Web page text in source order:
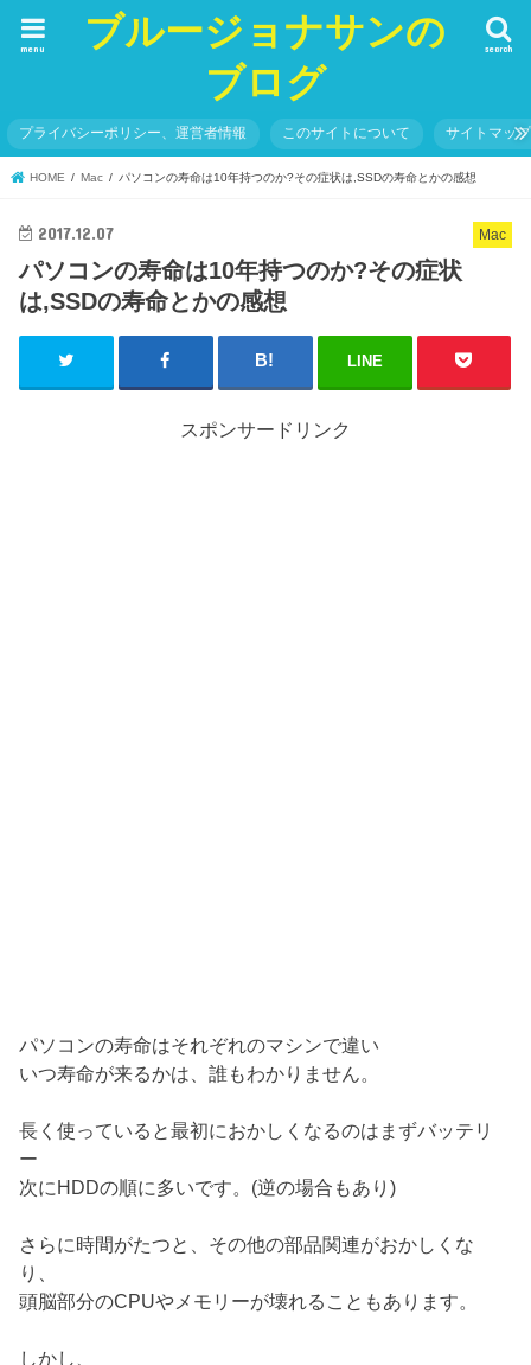
ブルージョナサンの
ブログ
search
menu
プライバシーポリシー、運営者情報 このサイトについて サイトマップ
HOME Mac パソコンの寿命は10年持つのか?その症状は,SSDの寿命とかの感想
Mac
2017.12.07
パソコンの寿命は10年持つのか?その症状
は,SSDの寿命とかの感想
LINE
スポンサードリンク
パソコンの寿命はそれぞれのマシンで違い
いつ寿命が来るかは、誰もわかりません。
長く使っていると最初におかしくなるのはまずバッテリ
ー
次にHDDの順に多いです。(逆の場合もあり)
さらに時間がたつと、その他の部品関連がおかしくな
り、
頭脳部分のCPUやメモリーが壊れることもあります。
しかし、